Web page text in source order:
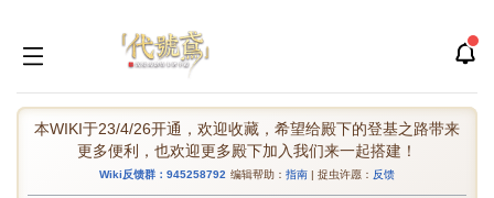
本WIKI于23/4/26开通，欢迎收藏，希望给殿下的登基之路带来
更多便利，也欢迎更多殿下加入我们来一起搭建！
Wiki反馈群：945258792 编辑帮助： 指南 | 捉虫许愿： 反馈